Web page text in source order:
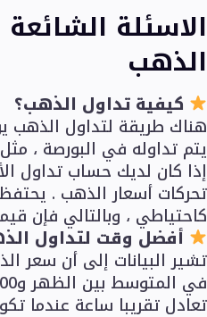
الاسئلة
الذهب
كيفية تداول الذهب؟
هناك طريقة لتداول
إذا كان لديك حساب تداول
تحركات أسعار الذهب .
كاحتياطي ، وبالتالي فإن
أفضل وقت لتداول
تشير البيانات إلى أن سعر
تعادل تقريبا ساعة عندما